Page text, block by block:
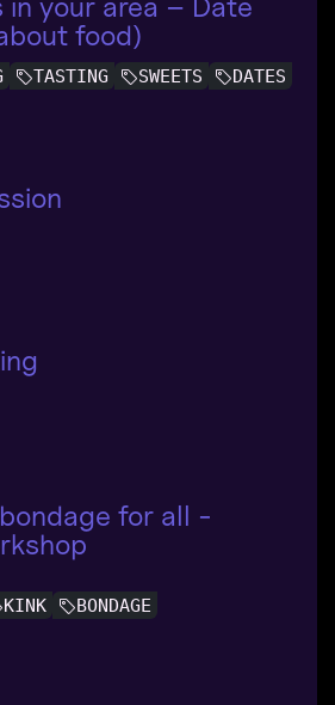
food)
TASTING SWEETS DATES
for all -
KINK BONDAGE